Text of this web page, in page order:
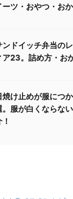
ーツ・おやつ・おか
ンドイッチ弁当の
ア23。詰め方・お
焼け止めが服につ
。服が白くならな